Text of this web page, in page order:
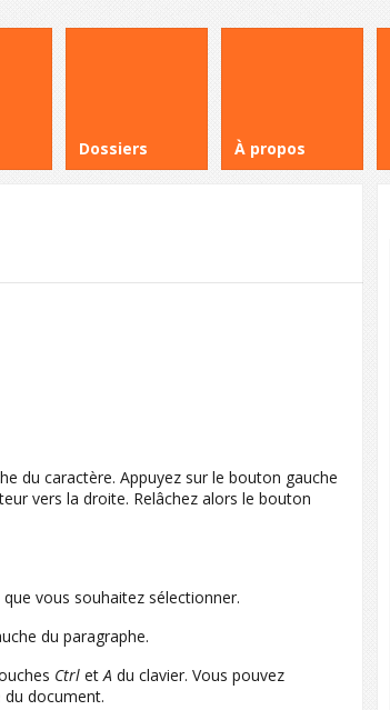
Dossiers À propos
du caractère. Appuyez sur le bouton gauche
vers la droite. Relâchez alors le bouton
vous souhaitez sélectionner.
du paragraphe.
Ctrl etA du clavier. Vous pouvez
document.